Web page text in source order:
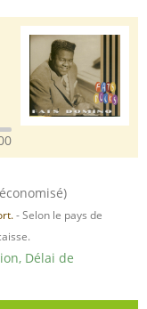
- Selon le pays de
Délai de